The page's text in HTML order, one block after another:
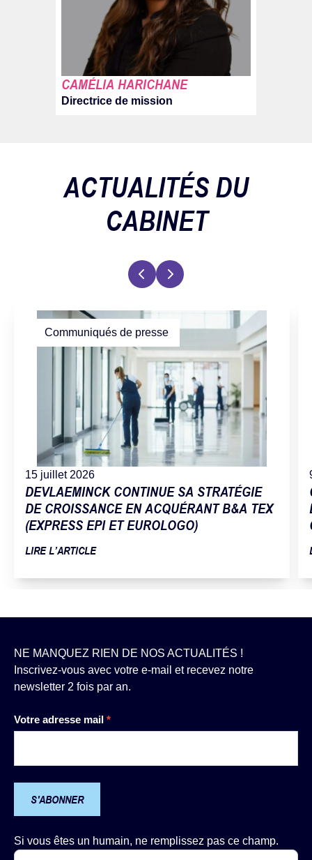
CAMÉLIA HARICHANE
Directrice de mission
ACTUALITÉS DU
CABINET
Communiqués de presse
15 juillet 2026
DEVLAEMINCK CONTINUE SA STRATÉGIE
DE CROISSANCE EN ACQUÉRANT B&A TEX
(EXPRESS EPI ET EUROLOGO)
LIRE L’ARTICLE
NE MANQUEZ RIEN DE NOS ACTUALITÉS !
Inscrivez-vous avec votre e-mail et recevez notre
newsletter 2 fois par an.
Votre adresse mail *
S'ABONNER
Si vous êtes un humain, ne remplissez pas ce champ.